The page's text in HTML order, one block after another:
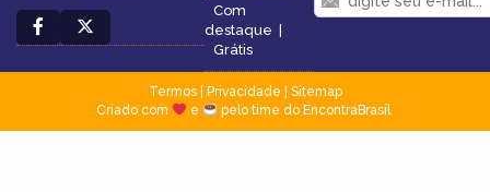
Com
destaque |
Grátis
Termos| Privacidade
Sitemap
Criado com
e pelo time do EncontraBrasil